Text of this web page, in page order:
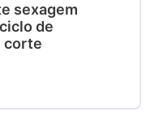
sexagem
de
corte